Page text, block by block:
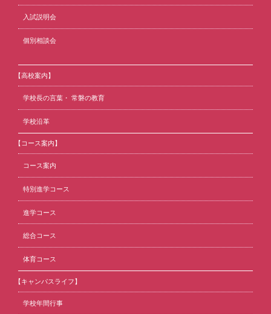
入試説明会
個別相談会
【高校案内】
学校長の言葉・ 常磐の教育
学校沿革
【コース案内】
コース案内
特別進学コース
進学コース
総合コース
体育コース
【キャンパスライフ】
学校年間行事